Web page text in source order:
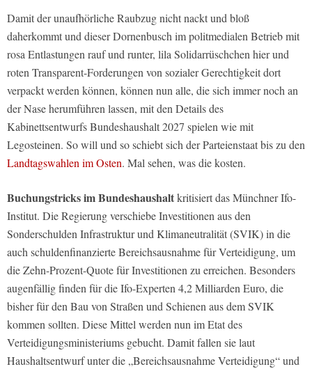
Damit der unaufhörliche Raubzug nicht nackt und bloß
daherkommt und dieser Dornenbusch im politmedialen Betrieb mit
rosa Entlastungen rauf und runter, lila Solidarrüschchen hier und
roten Transparent-Forderungen von sozialer Gerechtigkeit dort
verpackt werden können, können nun alle, die sich immer noch an
der Nase herumführen lassen, mit den Details des
Kabinettsentwurfs Bundeshaushalt 2027 spielen wie mit
Legosteinen. So will und so schiebt sich der Parteienstaat bis zu den
Landtagswahlen im Osten. Mal sehen, was die kosten.
Buchungstricks im Bundeshaushaltkritisiert das Münchner Ifo-
Institut. Die Regierung verschiebe Investitionen aus den
Sonderschulden Infrastruktur und Klimaneutralität (SVIK) in die
auch schuldenfinanzierte Bereichsausnahme für Verteidigung, um
die Zehn-Prozent-Quote für Investitionen zu erreichen. Besonders
augenfällig finden für die Ifo-Experten 4,2 Milliarden Euro, die
bisher für den Bau von Straßen und Schienen aus dem SVIK
kommen sollten. Diese Mittel werden nun im Etat des
Verteidigungsministeriums gebucht. Damit fallen sie laut
Haushaltsentwurf unter die „Bereichsausnahme Verteidigung“ und